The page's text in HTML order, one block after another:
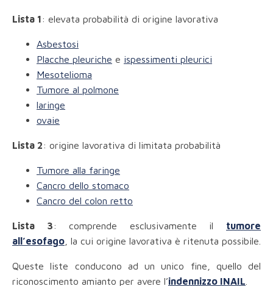
Lista 1: elevata probabilità di origine lavorativa
Asbestosi
Placche pleuriche e ispessimenti pleurici
Mesotelioma
Tumore al polmone
laringe
ovaie
Lista 2: origine lavorativa di limitata probabilità
Tumore alla faringe
Cancro dello stomaco
Cancro del colon retto
Lista 3: comprende esclusivamente il tumore
all’esofago , la cui origine lavorativa è ritenuta possibile.
Queste liste conducono ad un unico fine, quello del
riconoscimento amianto per avere l’indennizzo INAIL